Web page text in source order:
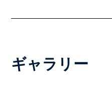
ギャラリー